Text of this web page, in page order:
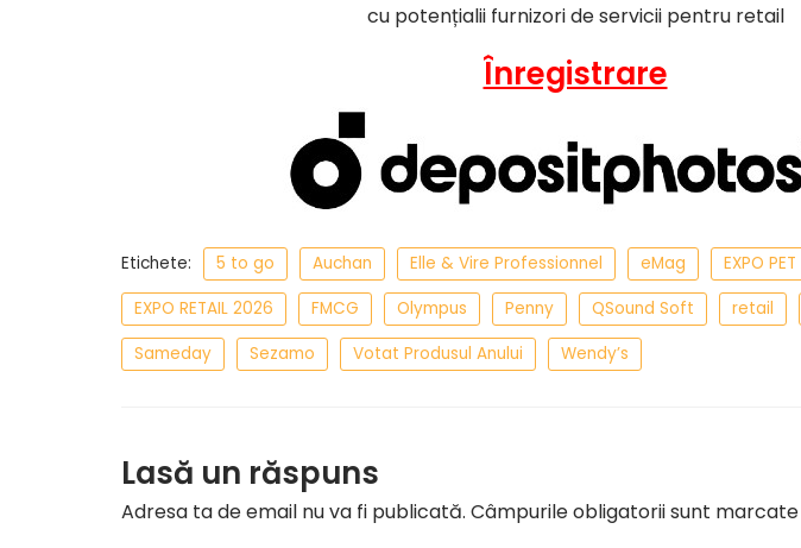
cu potențialii furnizori de servicii pentru retail
Înregistrare
Etichete: 5 to go Auchan Elle & Vire Professionnel eMag
EXPO
EXPO RETAIL 2026
FMCG Olympus Penny QSound Soft retail
Sameday
Sezamo Votat Produsul Anului Wendy’s
Lasă un răspuns
Adresa ta de email nu va fi publicată. Câmpurile obligatorii sunt